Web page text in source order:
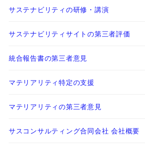
サステナビリティの研修・講演
サステナビリティサイトの第三者評価
統合報告書の第三者意見
マテリアリティ特定の支援
マテリアリティの第三者意見
サスコンサルティング合同会社 会社概要